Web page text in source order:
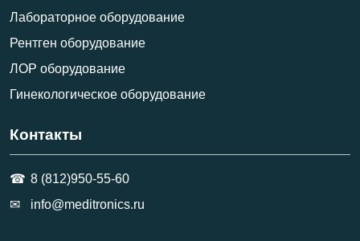
Лабораторное оборудование
Рентген оборудование
ЛОР оборудование
Гинекологическое оборудование
Контакты
8 (812)950-55-60
info@meditronics.ru